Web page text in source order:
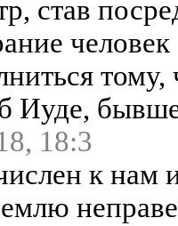
став
Иуде,
18:3
к нам